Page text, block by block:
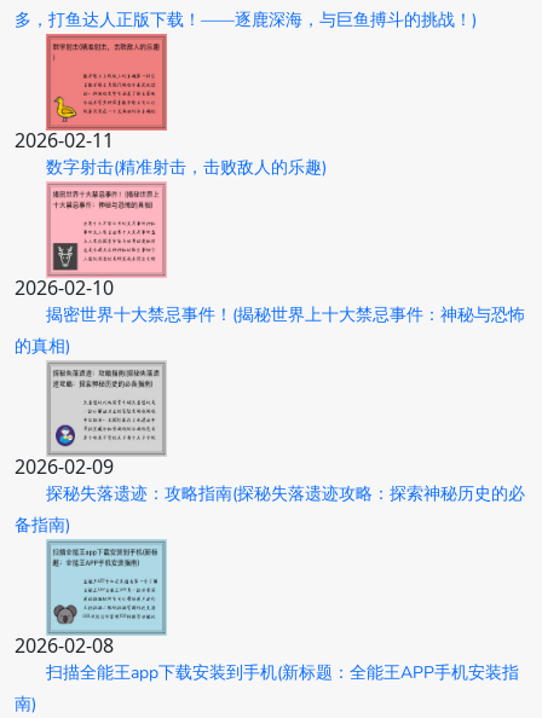
多，打鱼达人正版下载！——逐鹿深海，与巨鱼搏斗的挑战！)
2026-02-11
数字射击(精准射击，击败敌人的乐趣)
2026-02-10
揭密世界十大禁忌事件！(揭秘世界上十大禁忌事件：神秘与恐怖
的真相)
2026-02-09
探秘失落遗迹：攻略指南(探秘失落遗迹攻略：探索神秘历史的必
备指南)
2026-02-08
扫描全能王app下载安装到手机(新标题：全能王APP手机安装指
南)